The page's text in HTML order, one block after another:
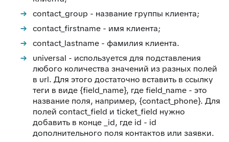
contact_group - название группы клиента;
contact_firstname - имя клиента;
contact_lastname - фамилия клиента.
universal - используется для подставления
любого количества значений из разных полей
в url. Для этого достаточно вставить в ссылку
теги в виде {field_name}, где field_name - это
название поля, например, {contact_phone}. Для
полей contact_field и ticket_field нужно
добавить в конце _id, где id - id
дополнительного поля контактов или заявки.